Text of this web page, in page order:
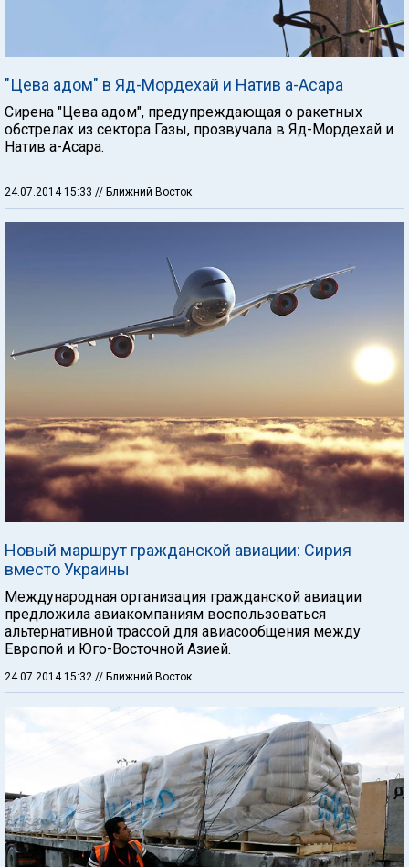
"Цева адом" в Яд-Мордехай и Натив а-Асара
Сирена "Цева адом", предупреждающая о ракетных
обстрелах из сектора Газы, прозвучала в Яд-Мордехай и
Натив а-Асара.
24.07.2014 15:33 // Ближний Восток
Новый маршрут гражданской авиации: Сирия
вместо Украины
Международная организация гражданской авиации
предложила авиакомпаниям воспользоваться
альтернативной трассой для авиасообщения между
Европой и Юго-Восточной Азией.
24.07.2014 15:32 // Ближний Восток